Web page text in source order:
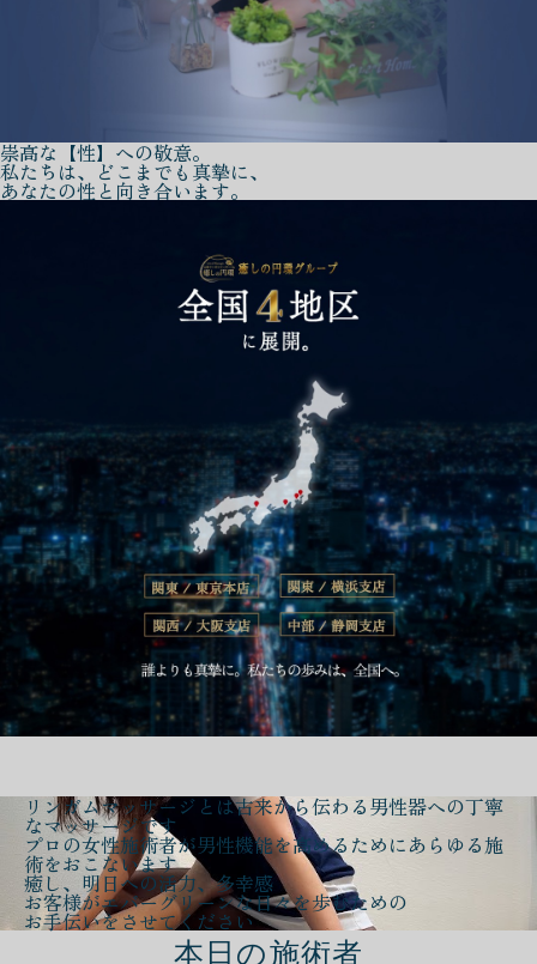
崇高な【性】への敬意。
私たちは、どこまでも真摯に、
あなたの性と向き合います。
リンガムマッサージとは古来から伝わる男性器への丁寧
なマッサージです
プロの女性施術者が男性機能を高める ためにあらゆる施
術をおこないます
癒し、明日への活力、多幸感
お客様がエバーグリーンな日々を歩むための
お手伝いをさせてください
本日の施術者